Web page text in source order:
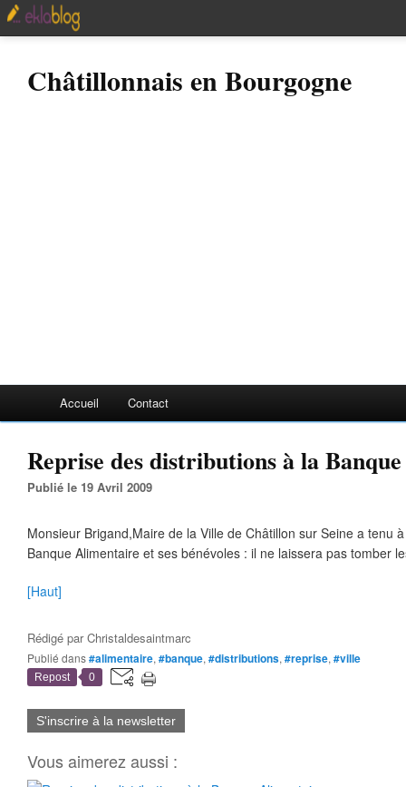
Châtillonnais en Bourgogne
Accueil Contact
Reprise des distributions à la
Publié le 19 Avril 2009
Monsieur Brigand,Maire de la Ville de Châtillon sur Seine a tenu
Banque Alimentaire et ses bénévoles : il ne laissera pas tomber
[Haut]
Rédigé parChristaldesaintmarc
Publié dans#alimentaire, #banque, #distributions, #reprise, #ville
Repost 0
S'inscrire à la newsletter
Vous aimerez aussi :